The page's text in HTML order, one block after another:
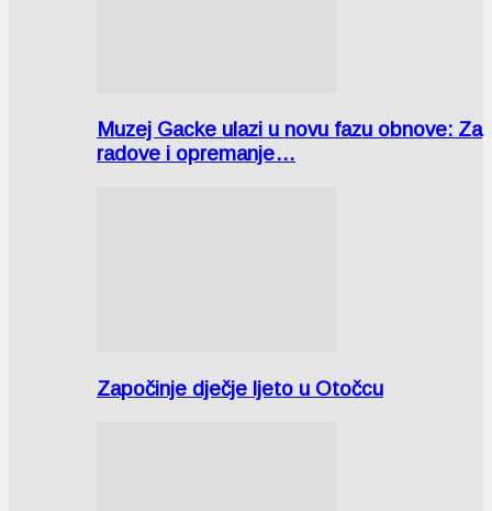
Muzej Gacke ulazi u novu fazu obnove: Za
radove i opremanje…
Započinje dječje ljeto u Otočcu